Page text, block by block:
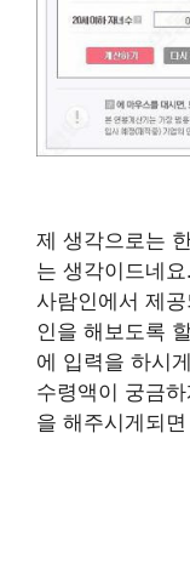
제 생각으로는
는 생각이드네
사람인에서 제
인을 해보도록
에 입력을 하시
수령액이 궁금
을 해주시게되